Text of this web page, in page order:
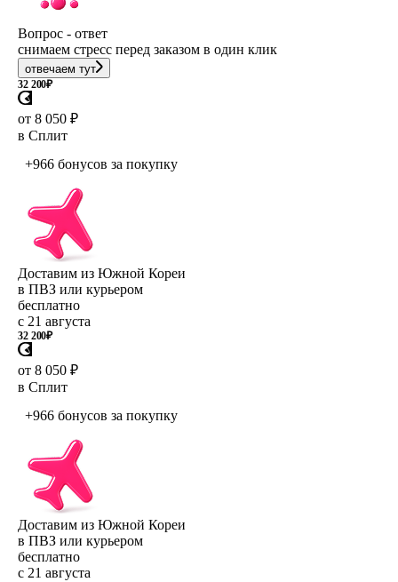
Вопрос - ответ
снимаем стресс перед заказом в один клик
отвечаем тут
32 200₽
от 8 050 ₽
в Сплит
+966 бонусов за покупку
Доставим из Южной Кореи
в ПВЗ или курьером
бесплатно
с 21 августа
32 200₽
от 8 050 ₽
в Сплит
+966 бонусов за покупку
Доставим из Южной Кореи
в ПВЗ или курьером
бесплатно
с 21 августа